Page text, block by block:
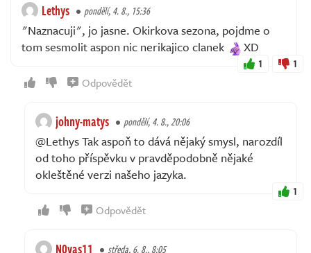
Lethys pondělí, 4. 8., 15:36
"Naznacuji", jo jasne. Okirkova sezona, pojdme o
tom sesmolit aspon nic nerikajico clanek
XD
1 1
Odpovědět
johny-matys pondělí, 4. 8., 20:06
@Lethys Tak aspoň to dává nějaký smysl, narozdíl
od toho příspěvku v pravděpodobně nějaké
okleštěné verzi našeho jazyka.
1
Odpovědět
N0vas11 středa, 6. 8., 8:05